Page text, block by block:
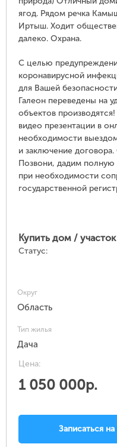
ягод. Рядом речка
Иртыш. Ходит
далеко. Охрана.
С целью
коронавирусной
для Вашей
Галеон переведены на
объектов
видео презентации в
необходимости
и заключение
Позвони, дадим
при необходимости
государственной
Купить дом / участок
Статус:
Округ
Область
Тип жилья
Дача
Цена:
1 050 000р.
Записаться